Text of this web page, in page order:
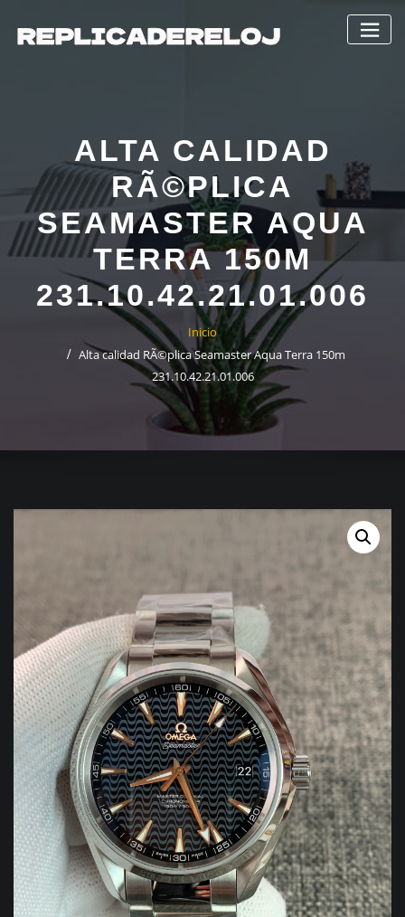
contenido
ALTA CALIDAD
RÃ©PLICA
SEAMASTER AQUA
TERRA 150M
231.10.42.21.01.006
Inicio
Alta calidad RÃ©plica Seamaster Aqua Terra 150m
231.10.42.21.01.006